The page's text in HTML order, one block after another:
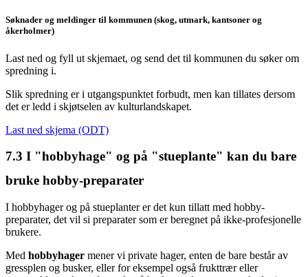
Søknader og meldinger til kommunen (skog, utmark, kantsoner og
åkerholmer)
Last ned og fyll ut skjemaet, og send det til kommunen du søker om
spredning i.
Slik spredning er i utgangspunktet forbudt, men kan tillates dersom
det er ledd i skjøtselen av kulturlandskapet.
Last ned skjema (ODT)
7.3 I "hobbyhage" og på "stueplante" kan du bare
bruke hobby-preparater
I hobbyhager og på stueplanter er det kun tillatt med hobby-
preparater, det vil si preparater som er beregnet på ikke-profesjonelle
brukere.
Med hobbyhager mener vi private hager, enten de bare består av
gressplen og busker, eller for eksempel også frukttrær eller